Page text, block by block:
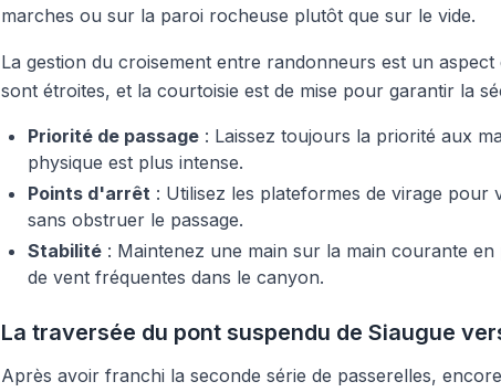
marches ou sur la paroi rocheuse plutôt que sur le vide.
La gestion du croisement entre randonneurs est un
sont étroites, et la courtoisie est de mise pour garantir la
Priorité de passage : Laissez toujours la priorité aux
physique est plus intense.
Points d'arrêt : Utilisez les plateformes de virage
sans obstruer le passage.
Stabilité : Maintenez une main sur la main courante
de vent fréquentes dans le canyon.
La traversée du pont suspendu de Siaugue
Après avoir franchi la seconde série de passerelles,